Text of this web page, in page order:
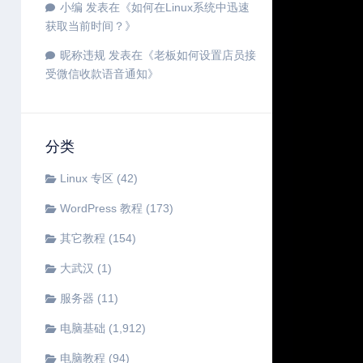
小编 发表在《如何在Linux系统中迅速
获取当前时间？ 》
昵称违规 发表在《老板如何设置店员接
受微信收款语音通知》
分类
Linux 专区 (42)
WordPress 教程 (173)
其它教程 (154)
大武汉 (1)
服务器 (11)
电脑基础 (1,912)
电脑教程 (94)